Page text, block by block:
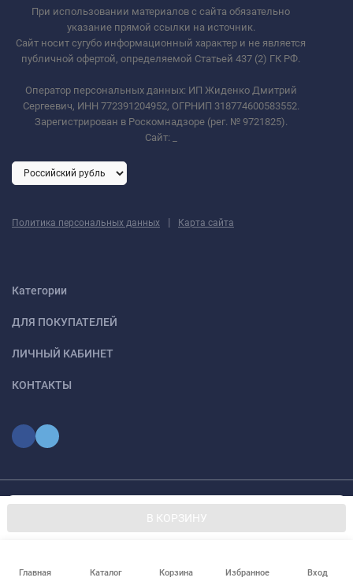
В КОРЗИНУ
При использовании материалов с сайта обязательно
указание прямой ссылки на источник.
Сайт носит сугубо информационный характер и не является
публичной офертой, определяемой Статьей 437 (2) ГК РФ.
Оператор персональных данных: ИП Жиденко Дмитрий
Сергеевич, ИНН 772391204952, ОГРНИП 318774600583552.
Зарегистрирован в Роскомнадзоре (рег. № 9721825).
Сайт:
Политика персональных данных | Карта сайта
Категории
ДЛЯ ПОКУПАТЕЛЕЙ
ЛИЧНЫЙ КАБИНЕТ
КОНТАКТЫ
Главная Каталог Корзина Избранное Вход